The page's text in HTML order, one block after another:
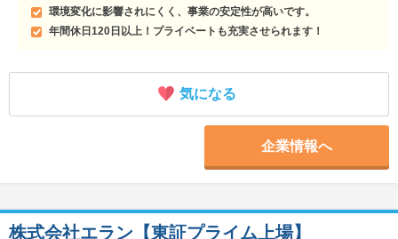
環境変化に影響されにくく、事業の安定性が高いです。
年間休日120日以上！プライベートも充実させられます！
気になる
企業情報へ
株式会社エラン【東証プライム上場】